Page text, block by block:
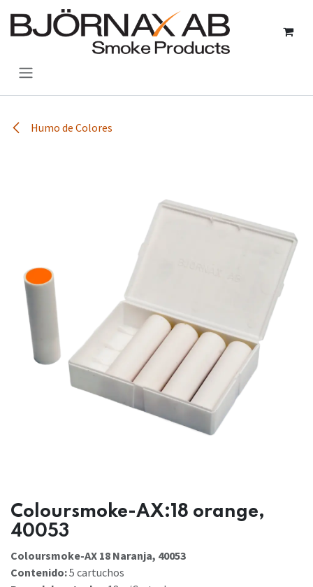
Ir al contenido
Humo de Colores
Coloursmoke-AX:18 orange,
40053
Coloursmoke-AX 18 Naranja, 40053
Contenido:5 cartuchos